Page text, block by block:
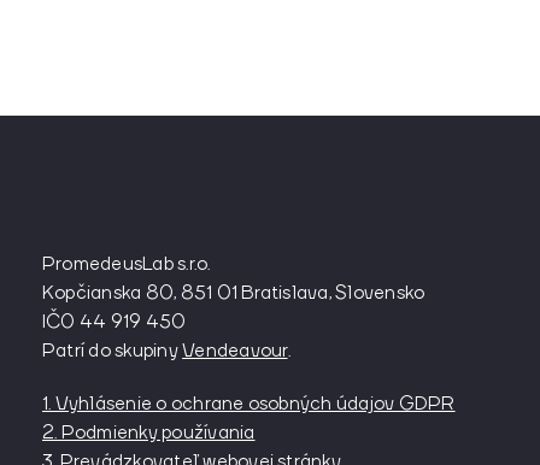
PromedeusLab s.r.o.
Kopčianska 80, 851 01 Bratislava, Slovensko
IČ0 44 919 450
Patrí do skupinyVendeavour.
1. Vyhlásenie o ochrane osobných údajov GDPR
2. Podmienky používania
3. Prevádzkovateľ webovej stránky